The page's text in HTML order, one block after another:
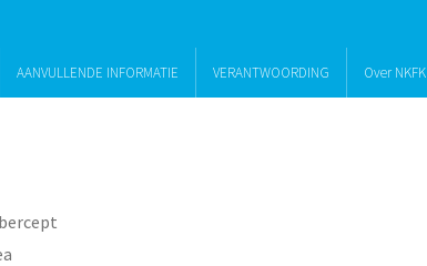
AANVULLENDE INFORMATIE VERANTWOORDING Over NKFK